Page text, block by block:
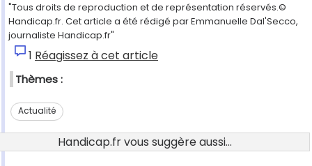
"Tous droits de reproduction et de représentation réservés.©
Handicap.fr. Cet article a été rédigé par Emmanuelle Dal'Secco,
journaliste Handicap.fr"
1 Réagissez à cet article
Thèmes :
Actualité
Handicap.fr vous suggère aussi...